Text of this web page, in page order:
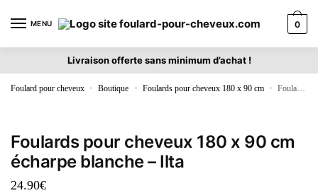
MENU 0
Livraison offerte sans minimum d’achat !
Foulard pour cheveux » Boutique » Foulards pour cheveux 180 x 90 cm » Foulards pour cheveux 180 x 90 cm écharpe blanche – Ilta
Foulards pour cheveux 180 x 90 cm
écharpe blanche – Ilta
24.90€